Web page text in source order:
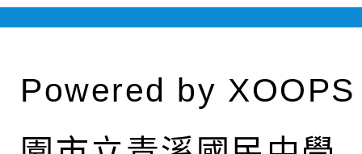
Powered by XOOPS